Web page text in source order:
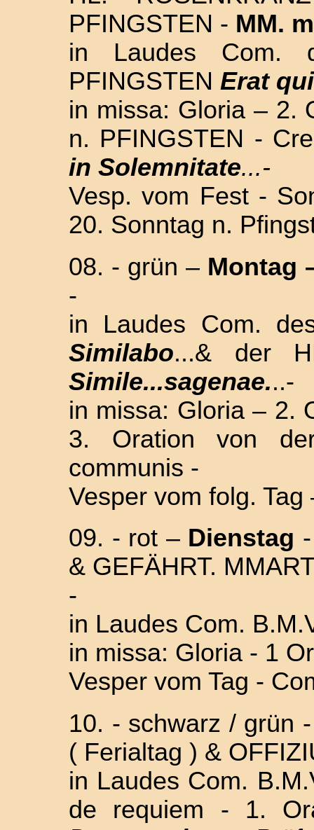
PFINGSTEN - MM.
in Laudes Com.
PFINGSTEN Erat
in missa: Gloria – 2.
n. PFINGSTEN -
in Solemnitate...-
Vesp. vom Fest -
20. Sonntag n.
08. - grün – Montag
-
in Laudes Com.
Similabo...& der
Simile...sagenae...-
in missa: Gloria – 2.
3. Oration von
communis -
Vesper vom folg. Tag
09. - rot – Dienstag
& GEFÄHRT. M
-
in Laudes Com.
in missa: Gloria - 1
Vesper vom Tag -
10. - schwarz / grün
( Ferialtag ) &
in Laudes Com.
de requiem - 1.